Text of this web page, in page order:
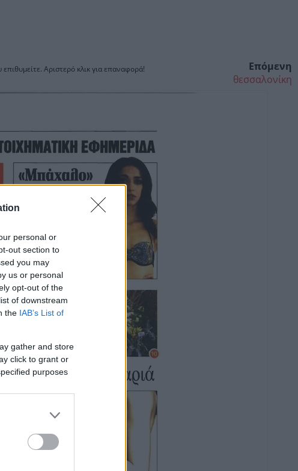
personal or
out section to
you may
us or personal
opt-out of the
of downstream
the IAB’s List of
gather and store
click to grant or
purposes
Αριστερό κλικ για επαναφορά!
Επόμενη
θεσσαλονίκη